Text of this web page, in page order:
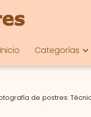
Inicio Categorías
de postres: